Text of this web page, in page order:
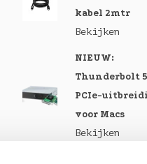
kabel 2mtr
Bekijken
NIEUW:
Thunderbolt 5
PCIe-
voor Macs
Bekijken